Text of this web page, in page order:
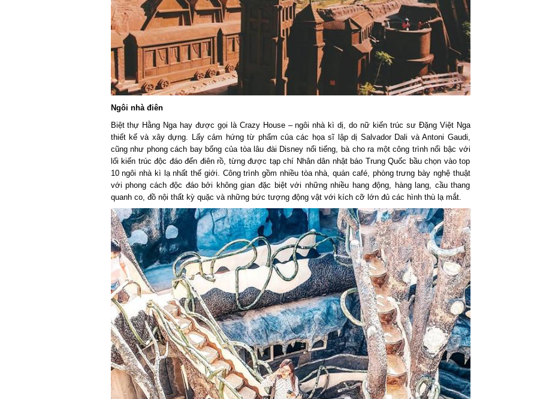
Ngôi nhà điên
Biệt thự Hằng Nga hay được gọi là Crazy House – ngôi nhà kì dị, do nữ kiến trúc sư Đặng Việt Nga
thiết kế và xây dựng. Lấy cảm hứng từ phẩm của các họa sĩ lập dị Salvador Dali và Antoni Gaudi,
cũng như phong cách bay bổng của tòa lâu đài Disney nổi tiếng, bà cho ra một công trình nổi bậc với
lối kiến trúc độc đáo đến điên rồ, từng được tạp chí Nhân dân nhật báo Trung Quốc bầu chọn vào top
10 ngôi nhà kì lạ nhất thế giới. Công trình gồm nhiều tòa nhà, quán café, phòng trưng bày nghệ thuật
với phong cách độc đáo bởi không gian đặc biệt với những nhiều hang động, hàng lang, cầu thang
quanh co, đồ nội thất kỳ quặc và những bức tượng động vật với kích cỡ lớn đủ các hình thù lạ mắt.